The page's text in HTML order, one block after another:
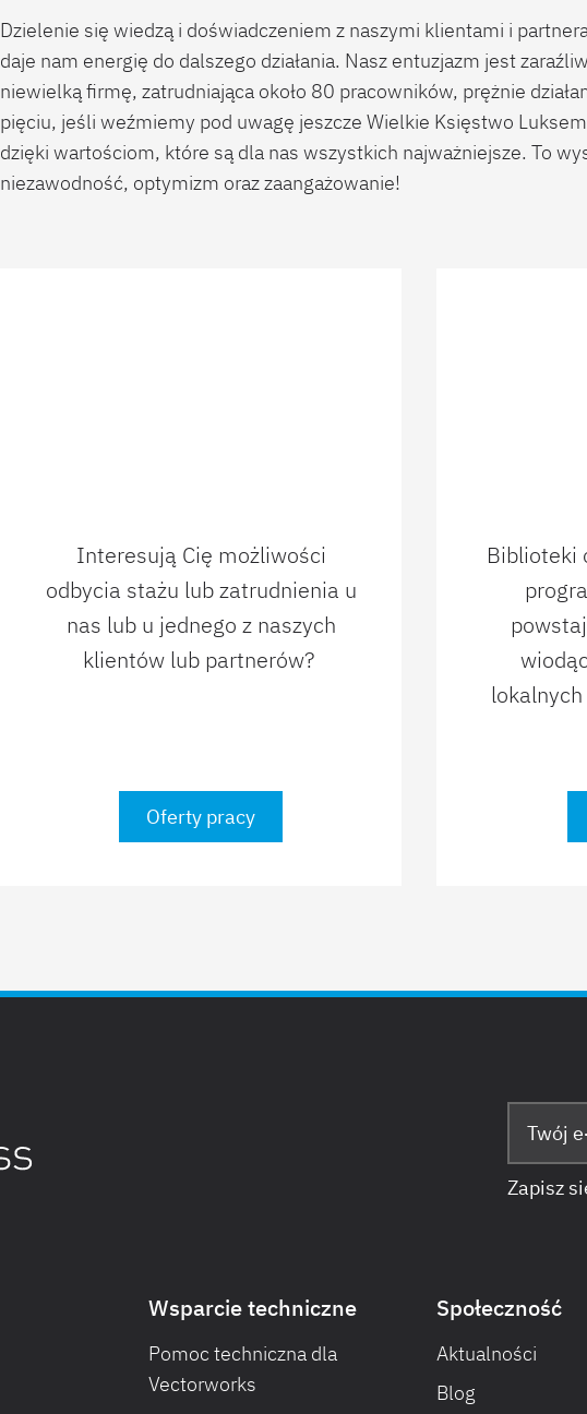
Dzielenie się wiedzą i doświadczeniem z naszymi klientami i
daje nam energię do dalszego działania. Nasz entuzjazm jest
niewielką firmę, zatrudniająca około 80 pracowników, prężnie
pięciu, jeśli weźmiemy pod uwagę jeszcze Wielkie Księstwo
dzięki wartościom, które są dla nas wszystkich najważniejsze. To
niezawodność, optymizm oraz zaangażowanie!
Interesują Cię możliwości
odbycia stażu lub zatrudnienia u
nas lub u jednego z naszych
klientów lub partnerów?
Oferty pracy
Biblioteki
Zapisz
Wsparcie techniczne
Pomoc techniczna dla
Vectorworks
Społeczność
Aktualności
Blog